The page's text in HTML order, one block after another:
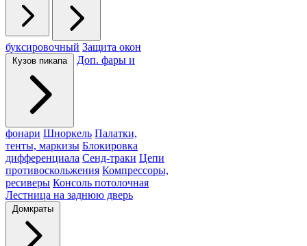
буксировочный Защита окон
Кузов пикапа Доп. фары и
фонари Шноркель Палатки,
тенты, маркизы Блокировка
дифференциала Сенд-траки Цепи
противоскольжения Компрессоры,
ресиверы Консоль потолочная
Лестница на заднюю дверь
Домкраты